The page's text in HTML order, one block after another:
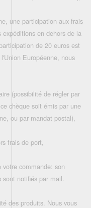
une participation aux frais
en dehors de la
de 20 euros est
Européenne, nous
(possibilité de régler par
chèque soit émis par une
ou par mandat postal),
frais de port,
commande: son
notifiés par mail.
des produits. Nous vous